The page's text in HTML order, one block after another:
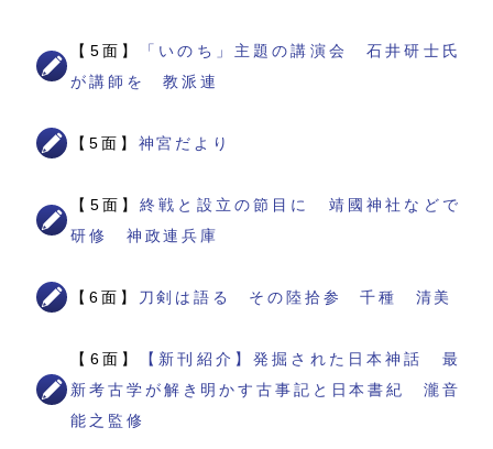
【5面】
「いのち」主題の講演会 石井研士氏
が講師を 教派連
【5面】 神宮だより
【5面】終戦と設立の節目に 靖國神社などで
研修 神政連兵庫
【6面】 刀剣は語る その陸拾参 千種 清美
【6面】
【新刊紹介】発掘された日本神話 最
新考古学が解き明かす古事記と日本書紀 瀧音
能之監修